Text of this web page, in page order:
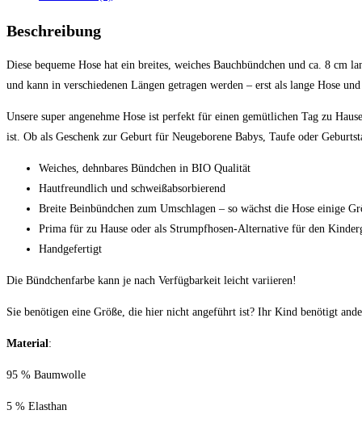
Beschreibung
Diese bequeme Hose hat ein breites, weiches Bauchbündchen und ca. 8 cm
und kann in verschiedenen Längen getragen werden – erst als lange Hose
Unsere super angenehme Hose ist perfekt für einen gemütlichen Tag zu
ist. Ob als Geschenk zur Geburt für Neugeborene Babys, Taufe oder
Weiches, dehnbares Bündchen in BIO Qualität
Hautfreundlich und schweißabsorbierend
Breite Beinbündchen zum Umschlagen – so wächst die Hose einige
Prima für zu Hause oder als Strumpfhosen-Alternative für den
Handgefertigt
Die Bündchenfarbe kann je nach Verfügbarkeit leicht variieren!
Sie benötigen eine Größe, die hier nicht angeführt ist? Ihr Kind benötigt
Material:
95 % Baumwolle
5 % Elasthan